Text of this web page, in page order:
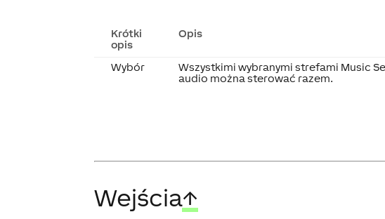
Krótki
opis
Opis
Wybór
Wszystkimi wybranymi strefami Music
audio można sterować razem.
Wejścia↑